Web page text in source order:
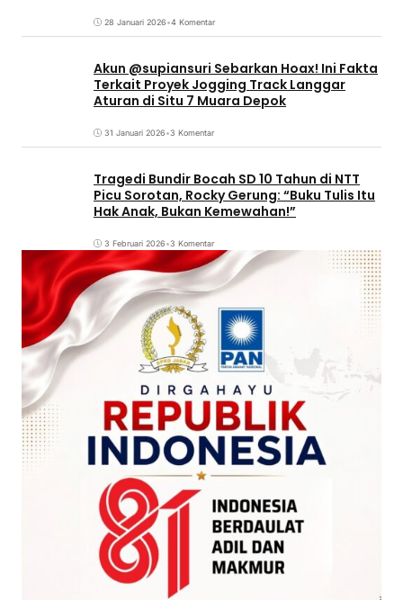
28 Januari 2026•4 Komentar
Akun @supiansuri Sebarkan Hoax! Ini Fakta
Terkait Proyek Jogging Track Langgar
Aturan di Situ 7 Muara Depok
31 Januari 2026•3 Komentar
Tragedi Bundir Bocah SD 10 Tahun di NTT
Picu Sorotan, Rocky Gerung: “Buku Tulis Itu
Hak Anak, Bukan Kemewahan!”
3 Februari 2026•3 Komentar